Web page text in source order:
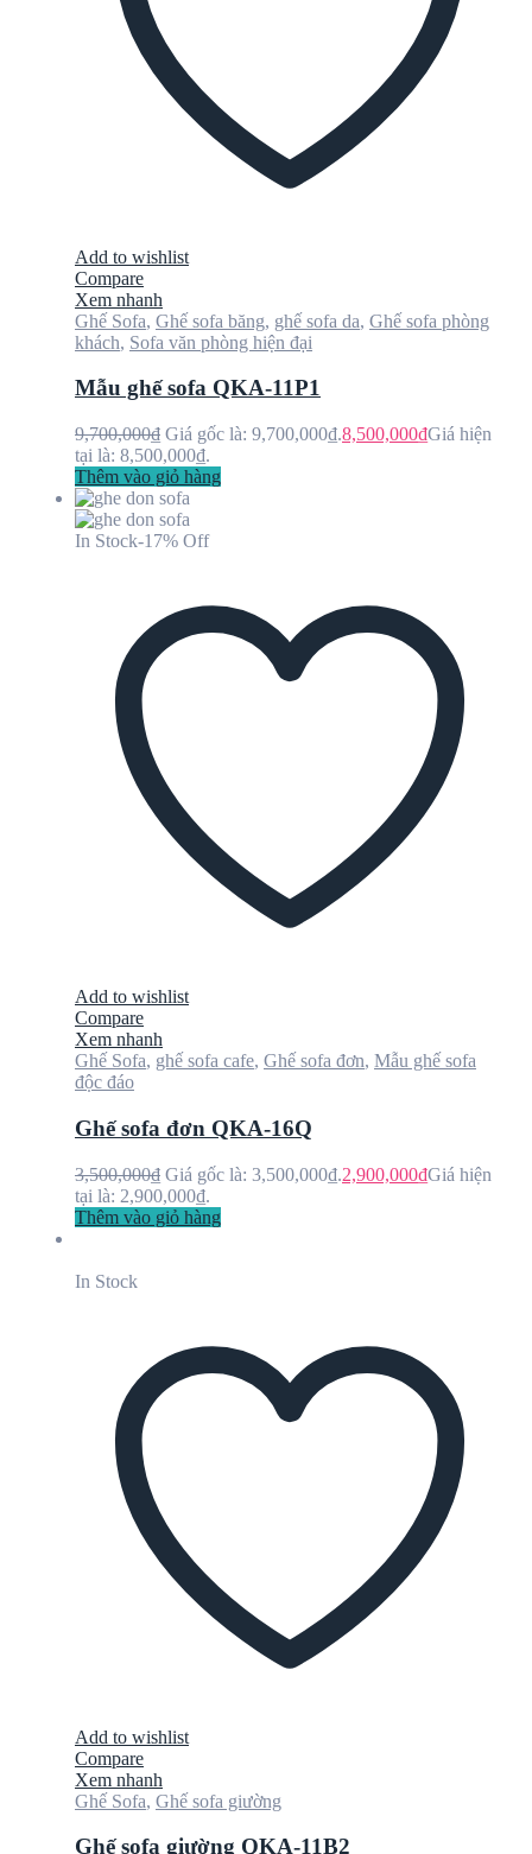
Add to wishlist
Compare
Xem nhanh
Ghế Sofa, Ghế sofa băng, ghế sofa da, Ghế sofa phòng
khách, Sofa văn phòng hiện đại
Mẫu ghế sofa QKA-11P1
9,700,000₫ Giá gốc là: 9,700,000₫.8,500,000₫Giá hiện
tại là: 8,500,000₫.
Thêm vào giỏ hàng
In Stock-17% Off
Add to wishlist
Compare
Xem nhanh
Ghế Sofa, ghế sofa cafe, Ghế sofa đơn, Mẫu ghế sofa
độc đáo
Ghế sofa đơn QKA-16Q
3,500,000₫ Giá gốc là: 3,500,000₫.2,900,000₫Giá hiện
tại là: 2,900,000₫.
Thêm vào giỏ hàng
In Stock
Add to wishlist
Compare
Xem nhanh
Ghế Sofa, Ghế sofa giường
Ghế sofa giường QKA-11B2